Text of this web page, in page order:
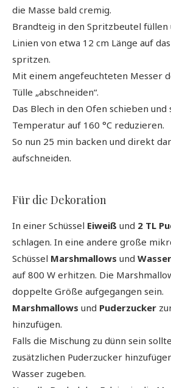
die Masse bald cremig.
Brandteig in den Spritzbeutel füllen
Linien von etwa 12 cm Länge auf
spritzen.
Mit einem angefeuchteten Messer
Tülle „abschneiden“.
Das Blech in den Ofen schieben
Temperatur auf 160 °C reduzieren.
So nun 25 min backen und direkt
aufschneiden.
Für die Dekoration
In einer Schüssel Eiweiß und 2 TL
schlagen. In eine andere große
Schüssel Marshmallows und Wasser
auf 800 W erhitzen. Die
doppelte Größe aufgegangen sein.
Marshmallows und Puderzucker
hinzufügen.
Falls die Mischung zu dünn sein
zusätzlichen Puderzucker
Wasser zugeben.